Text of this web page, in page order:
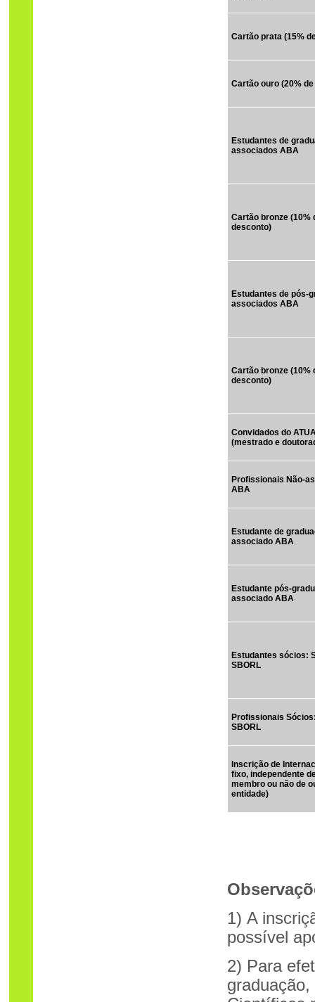
Cartão prata (15%
Cartão ouro (20%
Estudantes de
associados ABA
Cartão bronze (10%
desconto)
Estudantes de pós-
associados ABA
Cartão bronze (10%
desconto)
Convidados do
(mestrado e
Profissionais Não-
ABA
Estudante de
associado ABA
Estudante pós-
associado ABA
Estudantes sócios:
SBORL
Profissionais
SBORL
Inscrição de
fixo, independente
membro ou não de
entidade)
1) A
possível
2) Para